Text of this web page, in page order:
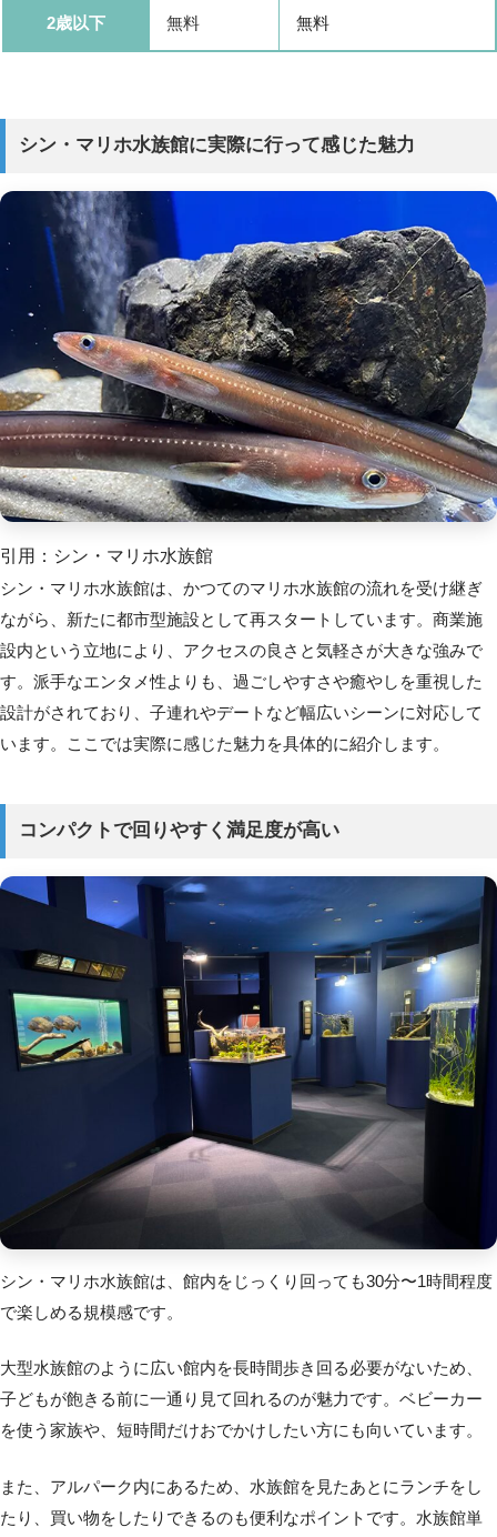
2歳以下 無料 無料
シン・マリホ水族館に実際に行って感じた魅力
引用：シン・マリホ水族館
シン・マリホ水族館は、かつてのマリホ水族館の流れを受け継ぎ
ながら、新たに都市型施設として再スタートしています。商業施
設内という立地により、アクセスの良さと気軽さが大きな強みで
す。派手なエンタメ性よりも、過ごしやすさや癒やしを重視した
設計がされており、子連れやデートなど幅広いシーンに対応して
います。ここでは実際に感じた魅力を具体的に紹介します。
コンパクトで回りやすく満足度が高い
シン・マリホ水族館は、館内をじっくり回っても30分〜1時間程度
で楽しめる規模感です。
大型水族館のように広い館内を長時間歩き回る必要がないため、
子どもが飽きる前に一通り見て回れるのが魅力です。ベビーカー
を使う家族や、短時間だけおでかけしたい方にも向いています。
また、アルパーク内にあるため、水族館を見たあとにランチをし
たり、買い物をしたりできるのも便利なポイントです。水族館単